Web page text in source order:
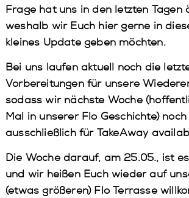
Frage hat uns in den letzten Tagen
weshalb wir Euch hier gerne in
kleines Update geben möchten.
Bei uns laufen aktuell noch die
Vorbereitungen für unsere
sodass wir nächste Woche
Mal in unserer Flo Geschichte)
ausschließlich für TakeAway
Die Woche darauf, am 25.05., ist
und wir heißen Euch wieder auf
(etwas größeren) Flo Terrasse